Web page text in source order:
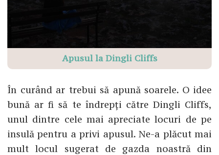
Apusul la Dingli Cliffs
În curând ar trebui să apună soarele. O idee
bună ar fi să te îndrepți către Dingli Cliffs,
unul dintre cele mai apreciate locuri de pe
insulă pentru a privi apusul. Ne-a plăcut mai
mult locul sugerat de gazda noastră din